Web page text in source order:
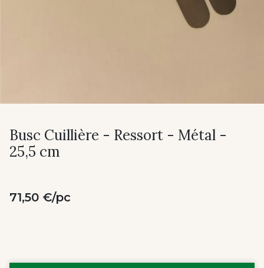
Busc Cuillière - Ressort - Métal -
25,5 cm
71,50 €/pc